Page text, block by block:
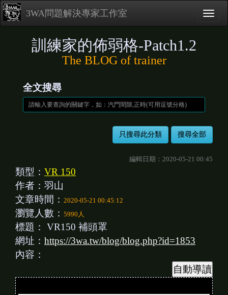
3WA問題解決專家工作室
訓練家的佈弱格-Patch1.2
The BLOG of trainer
全文搜尋
編輯日期：2020-05-21 00:45
類型： VR 150
作者：羽山
文章時間： 2020-05-21 00:45:12
瀏覽人數： 5990人
標題： VR150 補頭罩
網址： https://3wa.tw/blog/blog.php?id=1853
內容：